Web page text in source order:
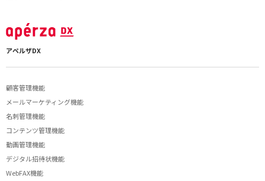
アペルザDX
顧客管理機能
メールマーケティング機能
名刺管理機能
コンテンツ管理機能
動画管理機能
デジタル招待状機能
WebFAX機能